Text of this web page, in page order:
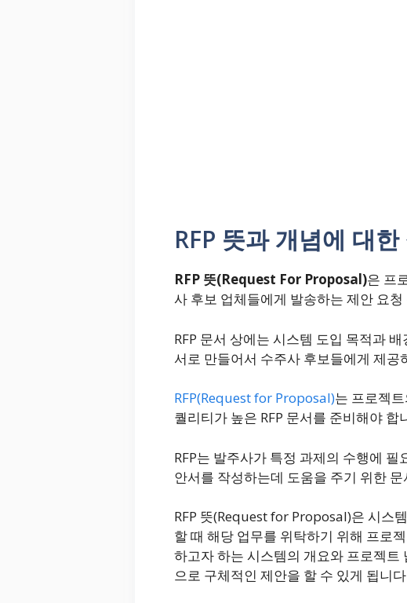
RFP 뜻과 개념에 대한
RFP 뜻(Request For Proposal)은 프
사 후보 업체들에게 발송하는 제안 요청
RFP 문서 상에는 시스템 도입 목적과
서로 만들어서 수주사 후보들에게 제공
RFP(Request for Proposal)는 프로젝
퀄리티가 높은 RFP 문서를 준비해야 합
RFP는 발주사가 특정 과제의 수행에
안서를 작성하는데 도움을 주기 위한
RFP 뜻(Request for Proposal)은 시스
할 때 해당 업무를 위탁하기 위해 프로
하고자 하는 시스템의 개요와 프로젝트
으로 구체적인 제안을 할 수 있게 됩니